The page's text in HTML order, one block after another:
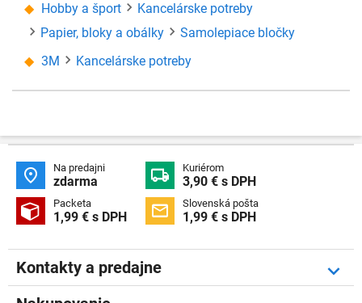
Hobby a šport
Kancelárske potreby
Papier, bloky a obálky
Samolepiace bločky
3M
Kancelárske potreby
 Na predajni
zdarma  Kuriérom
3,90 € s DPH
 Packeta
1,99 € s DPH  Slovenská pošta
1,99 € s DPH
Kontakty a predajne